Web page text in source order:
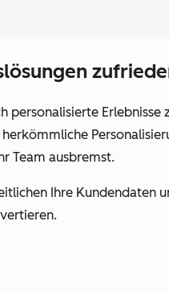
personalisierte
Team ausbremst.
Ihre Kundendaten